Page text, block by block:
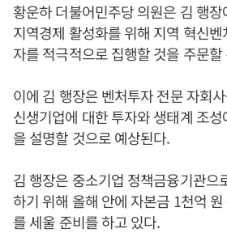
황운하 더불어민주당 의원은 김 행
지역경제 활성화를 위해 지역 혁신벤
자를 적극적으로 집행할 것을 주문
이에 김 행장은 벤처투자 전문 자회
신생기업에 대한 투자와 생태계 조
을 설명할 것으로 예상된다.
김 행장은 중소기업 정책금융기관으
하기 위해 올해 안에 자본금 1천억
를 세울 준비를 하고 있다.